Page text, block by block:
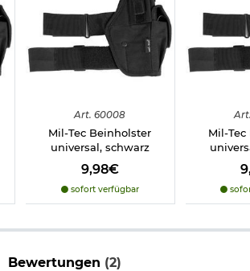
Herstellerinformationen
Art. 60008
Mil-Tec Beinholster
universal, schwarz
9,98€
sofort verfügbar
Art.
Mil-
Bewertungen (2)